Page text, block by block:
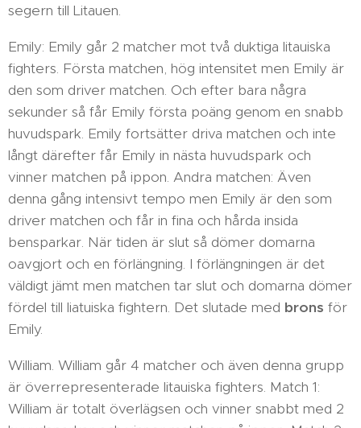
segern till Litauen.
Emily: Emily går 2 matcher mot två duktiga litauiska
fighters. Första matchen, hög intensitet men Emily är
den som driver matchen. Och efter bara några
sekunder så får Emily första poäng genom en snabb
huvudspark. Emily fortsätter driva matchen och inte
långt därefter får Emily in nästa huvudspark och
vinner matchen på ippon. Andra matchen: Även
denna gång intensivt tempo men Emily är den som
driver matchen och får in fina och hårda insida
bensparkar. När tiden är slut så dömer domarna
oavgjort och en förlängning. I förlängningen är det
väldigt jämt men matchen tar slut och domarna dömer
fördel till liatuiska fightern. Det slutade med brons för
Emily.
William. William går 4 matcher och även denna grupp
är överrepresenterade litauiska fighters. Match 1:
William är totalt överlägsen och vinner snabbt med 2